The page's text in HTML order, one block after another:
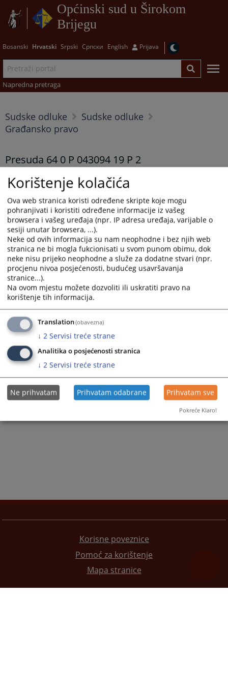
Općinski sud u Širokom
Brijegu
Bosanski Hrvatski Srpski Српски English Prijava
Napredna pretraga
Sudske odluke
Sudske odluke
Građansko pravo
Presuda 64 0 P 043094 19 P 2
11.05.2022.
Presuda 64 0 P 043094 19 P 2
Prikazana vijest je na: Hrvatski jezik
560
Korisne poveznice
Pomoć za korištenje
Mapa stranice
Korištenje kolačića
Ova web stranica koristi određene skripte koje mogu
pohranjivati i koristiti određene informacije iz vašeg
browsera i vašeg uređaja (npr. IP adresa uređaja, varijable o
sesiji unutar browsera, ...).
Neke od ovih informacija su nam neophodne i bez njih web
stranica ne bi mogla fukcionisati u svom punom obimu, dok
neke nisu prijeko neophodne a služe za dodatne stvari (npr.
procjenu nivoa posjećenosti, budućeg usavršavanja
stranice...).
Na ovom mjestu možete dozvoliti ili uskratiti pravo na
korištenje tih informacija.
Translation(obavezna)
↓ 2 Servisi treće strane
Analitika o posjećenosti stranica
↓ 2 Servisi treće strane
Ne prihvatam Prihvatam odabrane Prihvatam sve
Pokreće Klaro!